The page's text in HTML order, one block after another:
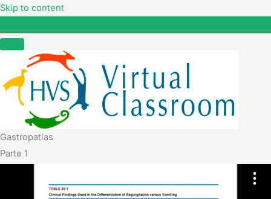
Skip to content
Gastropatías
Parte 1